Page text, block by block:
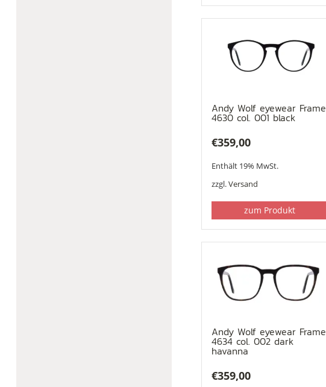
Andy Wolf eyewear Frame
4630 col. 001 black
€359,00
Enthält 19% MwSt.
zzgl.Versand
zum Produkt
Andy Wolf eyewear Frame
4634 col. 002 dark
havanna
€359,00